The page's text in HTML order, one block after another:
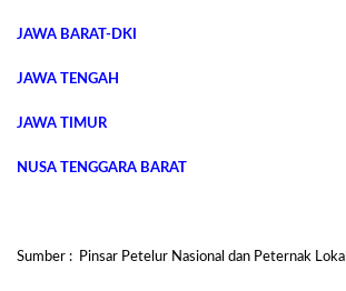
JAWA BARAT-DKI
JAWA TENGAH
JAWA TIMUR
NUSA TENGGARA BARAT
Sumber : Pinsar Petelur Nasional dan Peternak Lokal